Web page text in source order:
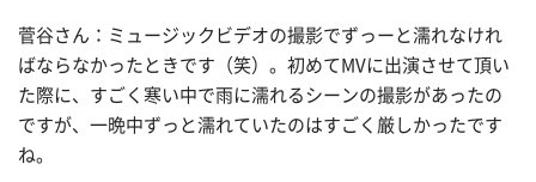
菅谷さん：ミュージックビデオの撮影でずっーと濡れなけれ
ばならなかったときです（笑）。初めてMVに出演させて頂い
た際に、すごく寒い中で雨に濡れるシーンの撮影があったの
ですが、一晩中ずっと濡れていたのはすごく厳しかったです
ね。